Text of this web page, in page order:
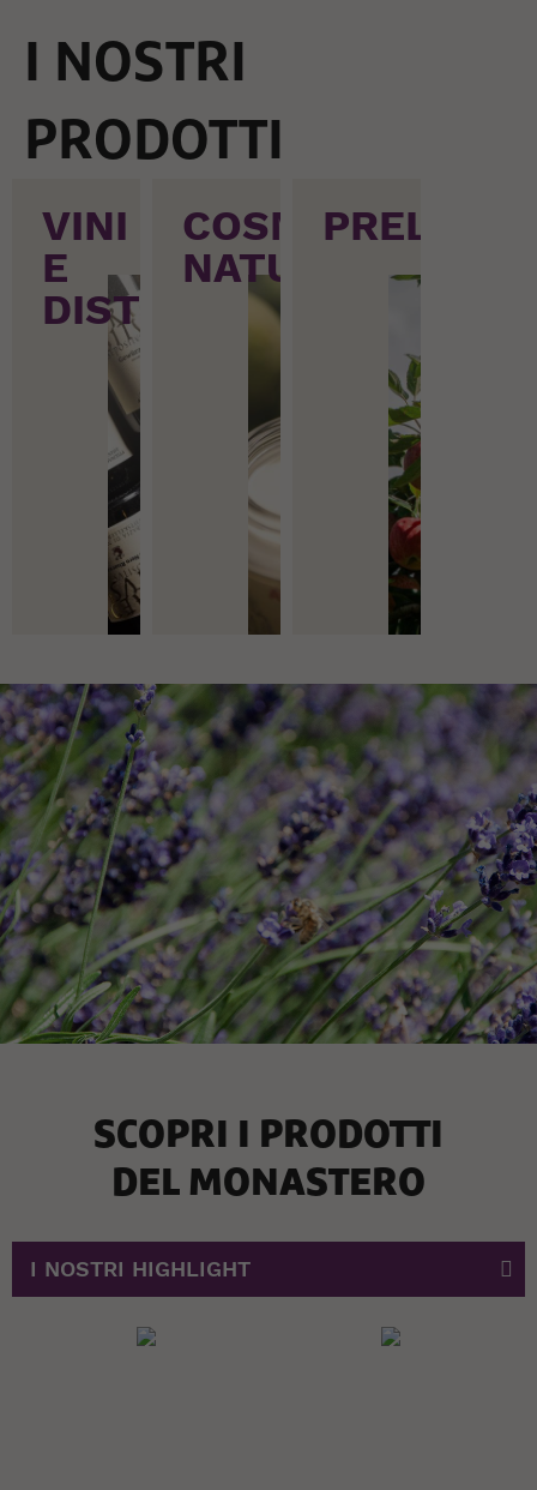
I NOSTRI
PRODOTTI
carousel
VINI
E
DISTILLATI
COSMETICI
NATURALI
SCOPRI I PRODOTTI
DEL MONASTERO
I NOSTRI HIGHLIGHT